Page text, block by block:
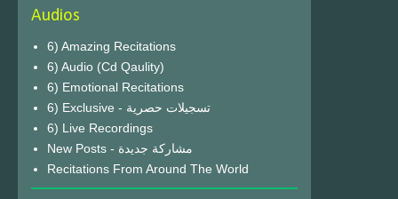
Audios
6) Amazing Recitations
6) Audio (Cd Qaulity)
6) Emotional Recitations
6) Exclusive - تسجيلات حصرية
6) Live Recordings
New Posts - مشاركة جديدة
Recitations From Around The World